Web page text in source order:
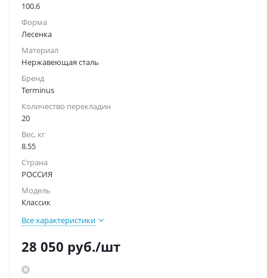
100.6
Форма
Лесенка
Материал
Нержавеющая сталь
Бренд
Terminus
Количество перекладин
20
Вес, кг
8.55
Страна
РОССИЯ
Модель
Классик
Все характеристики
28 050 руб./шт